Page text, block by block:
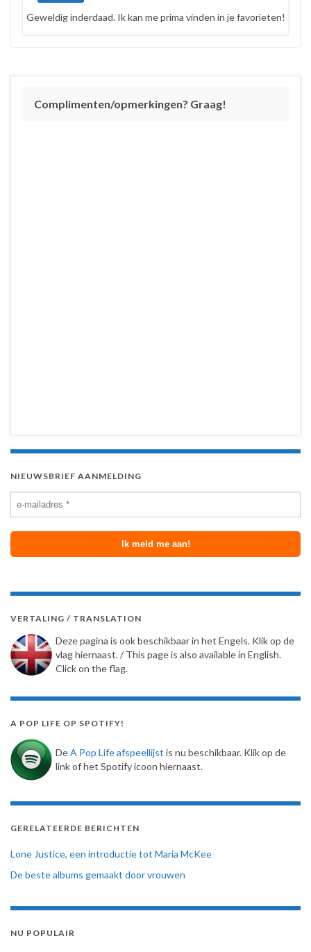
Geweldig inderdaad. Ik kan me prima vinden in je favorieten!
Complimenten/opmerkingen? Graag!
NIEUWSBRIEF AANMELDING
VERTALING / TRANSLATION
Deze pagina is ook beschikbaar in het Engels. Klik op de
vlag hiernaast. / This page is also available in English.
Click on the flag.
A POP LIFE OP SPOTIFY!
DeA Pop Life afspeellijst is nu beschikbaar. Klik op de
link of het Spotify icoon hiernaast.
GERELATEERDE BERICHTEN
Lone Justice, een introductie tot Maria McKee
De beste albums gemaakt door vrouwen
NU POPULAIR